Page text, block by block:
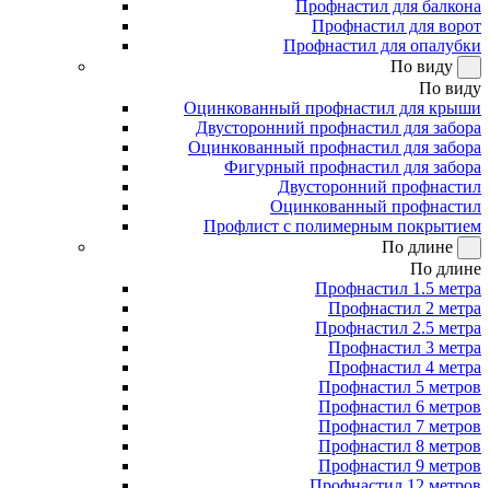
Профнастил для балкона
Профнастил для ворот
Профнастил для опалубки
По виду
По виду
Оцинкованный профнастил для крыши
Двусторонний профнастил для забора
Оцинкованный профнастил для забора
Фигурный профнастил для забора
Двусторонний профнастил
Оцинкованный профнастил
Профлист с полимерным покрытием
По длине
По длине
Профнастил 1.5 метра
Профнастил 2 метра
Профнастил 2.5 метра
Профнастил 3 метра
Профнастил 4 метра
Профнастил 5 метров
Профнастил 6 метров
Профнастил 7 метров
Профнастил 8 метров
Профнастил 9 метров